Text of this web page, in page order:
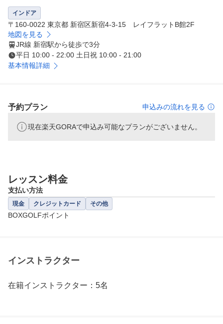
インドア
〒160-0022 東京都 新宿区新宿4-3-15 レイフラットB館2F
地図を見る
JR線 新宿駅から徒歩で3分
平日 10:00 - 22:00 土日祝 10:00 - 21:00
基本情報詳細
予約プラン 申込みの流れを見る
現在楽天GORAで申込み可能なプランがございません。
レッスン料金
支払い方法
現金 クレジットカード その他
BOXGOLFポイント
インストラクター
在籍インストラクター：5名